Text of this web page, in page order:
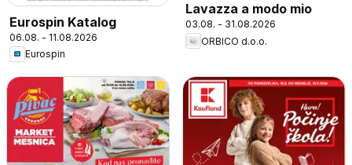
Eurospin Katalog
06.08. - 11.08.2026
Eurospin
Lavazza a modo mio
03.08. - 31.08.2026
ORBICO d.o.o.